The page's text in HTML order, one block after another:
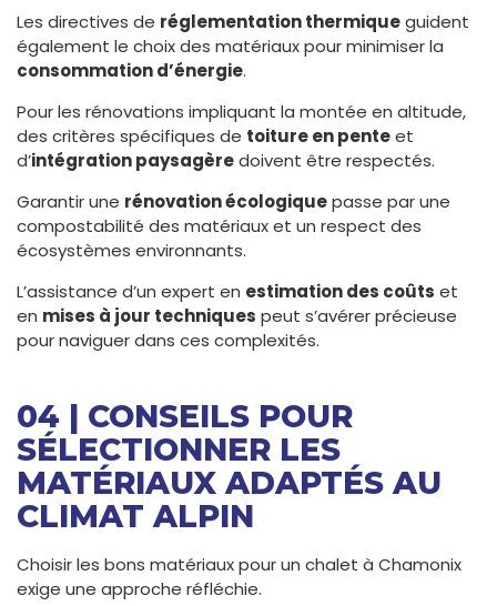
Les directives de réglementation thermiqueguident
également le choix des matériaux pour minimiser la
consommation d’énergie.
Pour les rénovations impliquant la montée en altitude,
des critères spécifiques de toiture en penteet
d’intégration paysagèredoivent être respectés.
Garantir une rénovation écologiquepasse par une
compostabilité des matériaux et un respect des
écosystèmes environnants.
L’assistance d’un expert en estimation des coûts et
en mises à jour techniques peut s’avérer précieuse
pour naviguer dans ces complexités.
04 | CONSEILS POUR
SÉLECTIONNER LES
MATÉRIAUX ADAPTÉS AU
CLIMAT ALPIN
Choisir les bons matériaux pour un chalet à Chamonix
exige une approche réfléchie.